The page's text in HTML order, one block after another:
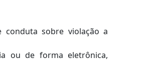
sobre violação a
ou de forma eletrônica,